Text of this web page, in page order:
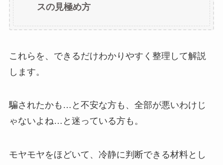
スの見極め方
これらを、できるだけわかりやすく整理して解説
します。
騙されたかも…と不安な方も、全部が悪いわけじ
ゃないよね…と迷っている方も。
モヤモヤをほどいて、冷静に判断できる材料とし